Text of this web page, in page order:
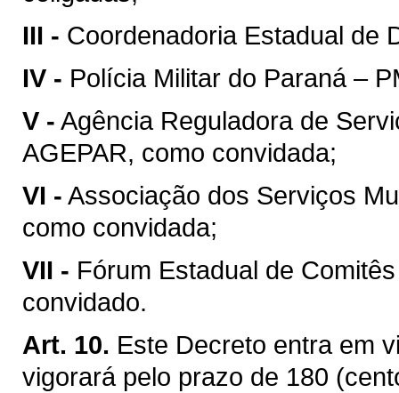
III - Coordenadoria Estadual de
IV - Polícia Militar do Paraná –
V - Agência Reguladora de
AGEPAR, como convidada;
VI - Associação dos Serviços
como convidada;
VII - Fórum Estadual de
convidado.
Art. 10. Este Decreto entra em
vigorará pelo prazo de 180